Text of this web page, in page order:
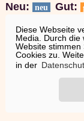
Diese Webseite
Media. Durch die
Website stimmen
Cookies zu.
in der
Neu: neu Gut:
© 2001
Bauideen|